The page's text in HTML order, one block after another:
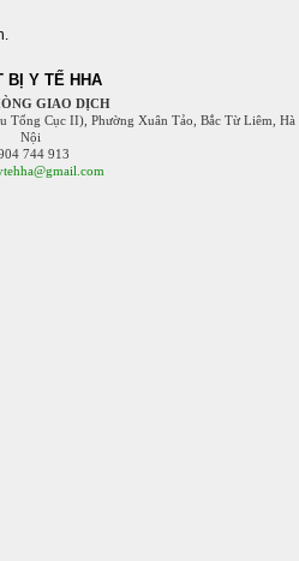
BỊ Y TẾ HHA
GIAO DỊCH
Tổng Cục II), Phường Xuân Tảo, Bắc Từ Liêm, Hà
Nội
744 913